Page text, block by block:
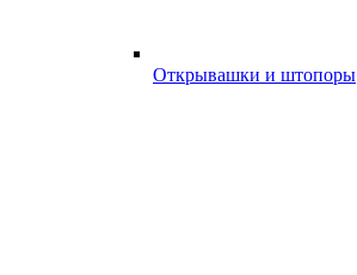
Открывашки и штопоры